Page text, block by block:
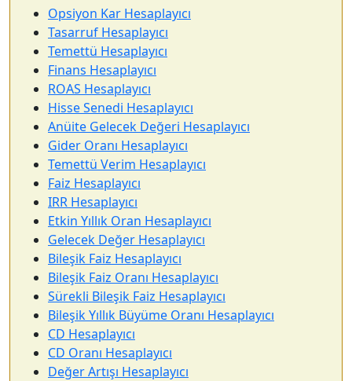
Opsiyon Kar Hesaplayıcı
Tasarruf Hesaplayıcı
Temettü Hesaplayıcı
Finans Hesaplayıcı
ROAS Hesaplayıcı
Hisse Senedi Hesaplayıcı
Anüite Gelecek Değeri Hesaplayıcı
Gider Oranı Hesaplayıcı
Temettü Verim Hesaplayıcı
Faiz Hesaplayıcı
IRR Hesaplayıcı
Etkin Yıllık Oran Hesaplayıcı
Gelecek Değer Hesaplayıcı
Bileşik Faiz Hesaplayıcı
Bileşik Faiz Oranı Hesaplayıcı
Sürekli Bileşik Faiz Hesaplayıcı
Bileşik Yıllık Büyüme Oranı Hesaplayıcı
CD Hesaplayıcı
CD Oranı Hesaplayıcı
Değer Artışı Hesaplayıcı